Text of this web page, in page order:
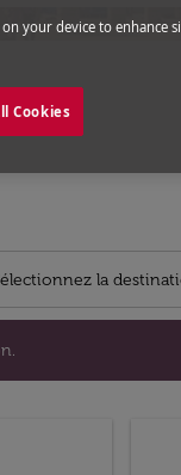
sélection.
your device to enhance
Cookies